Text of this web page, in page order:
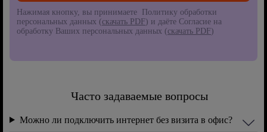
Нажимая кнопку, вы принимаете Политику обработки
персональных данных (скачать PDF) и даёте Согласие на
обработку Ваших персональных данных (скачать PDF)
Часто задаваемые вопросы
Можно ли подключить интернет без визита в офис?